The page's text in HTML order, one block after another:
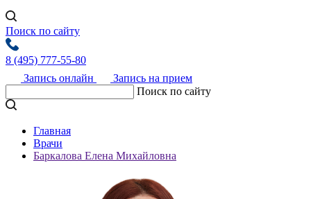
Поиск по сайту
8 (495) 777-55-80
Запись онлайн
Запись на прием
Поиск по сайту
Главная
Врачи
Баркалова Елена Михайловна